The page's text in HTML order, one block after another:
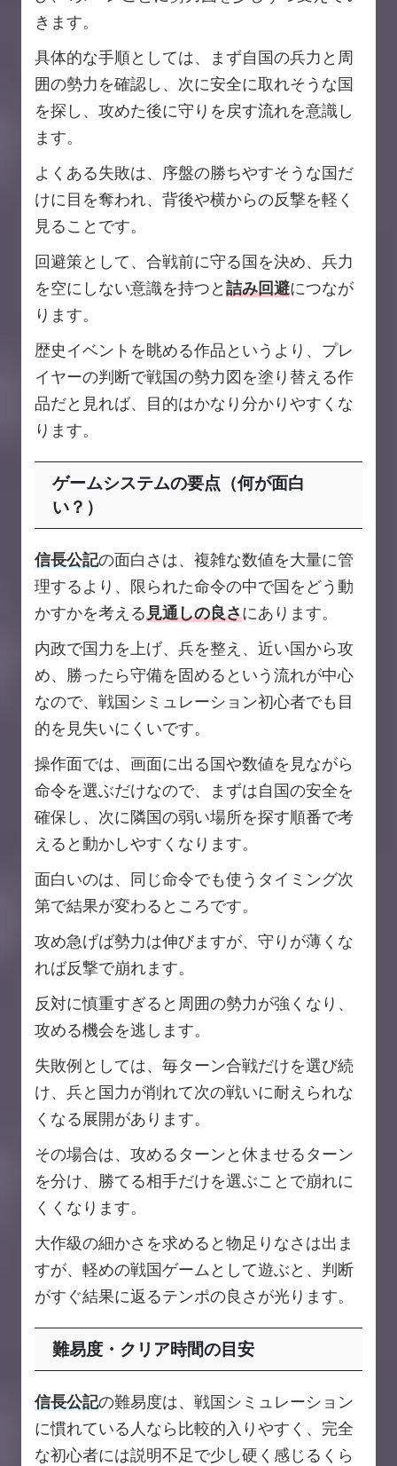
きます。
具体的な手順としては、まず自国の兵力と周
囲の勢力を確認し、次に安全に取れそうな国
を探し、攻めた後に守りを戻す流れを意識し
ます。
よくある失敗は、序盤の勝ちやすそうな国だ
けに目を奪われ、背後や横からの反撃を軽く
見ることです。
回避策として、合戦前に守る国を決め、兵力
を空にしない意識を持つと詰み回避につなが
ります。
歴史イベントを眺める作品というより、プレ
イヤーの判断で戦国の勢力図を塗り替える作
品だと見れば、目的はかなり分かりやすくな
ります。
ゲームシステムの要点（何が面白
い？）
信長公記の面白さは、複雑な数値を大量に管
理するより、限られた命令の中で国をどう動
かすかを考える見通しの良さにあります。
内政で国力を上げ、兵を整え、近い国から攻
め、勝ったら守備を固めるという流れが中心
なので、戦国シミュレーション初心者でも目
的を見失いにくいです。
操作面では、画面に出る国や数値を見ながら
命令を選ぶだけなので、まずは自国の安全を
確保し、次に隣国の弱い場所を探す順番で考
えると動かしやすくなります。
面白いのは、同じ命令でも使うタイミング次
第で結果が変わるところです。
攻め急げば勢力は伸びますが、守りが薄くな
れば反撃で崩れます。
反対に慎重すぎると周囲の勢力が強くなり、
攻める機会を逃します。
失敗例としては、毎ターン合戦だけを選び続
け、兵と国力が削れて次の戦いに耐えられな
くなる展開があります。
その場合は、攻めるターンと休ませるターン
を分け、勝てる相手だけを選ぶことで崩れに
くくなります。
大作級の細かさを求めると物足りなさは出ま
すが、軽めの戦国ゲームとして遊ぶと、判断
がすぐ結果に返るテンポの良さが光ります。
難易度・クリア時間の目安
信長公記の難易度は、戦国シミュレーション
に慣れている人なら比較的入りやすく、完全
な初心者には説明不足で少し硬く感じるくら